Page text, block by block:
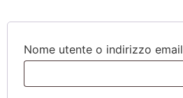
Nome utente o indirizzo email